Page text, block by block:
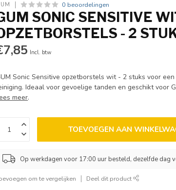
0 beoordelingen
SONIC SENSITIVE
- 2
Incl. btw
Sonic Sensitive opzetborstels wit - 2 stuks voor
Ideaal voor gevoelige tanden en geschikt voor
meer.
TOEVOEGEN AAN
Op werkdagen voor 17:00 uur besteld, dezelfde dag
om te vergelijken Deel dit product